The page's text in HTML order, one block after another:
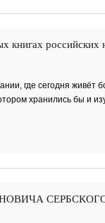
книгах российских
где сегодня живёт
хранились бы и